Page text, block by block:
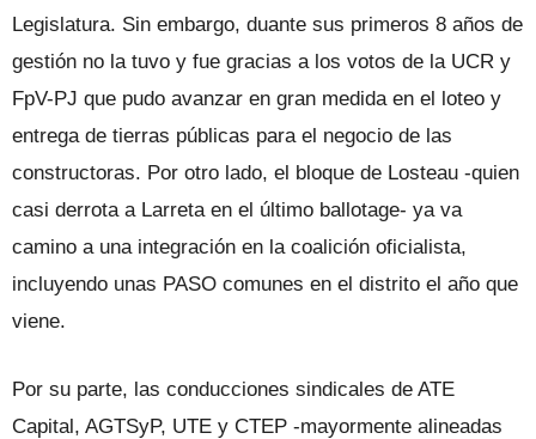
Legislatura. Sin embargo, duante sus primeros 8 años de
gestión no la tuvo y fue gracias a los votos de la UCR y
FpV-PJ que pudo avanzar en gran medida en el loteo y
entrega de tierras públicas para el negocio de las
constructoras. Por otro lado, el bloque de Losteau -quien
casi derrota a Larreta en el último ballotage- ya va
camino a una integración en la coalición oficialista,
incluyendo unas PASO comunes en el distrito el año que
viene.
Por su parte, las conducciones sindicales de ATE
Capital, AGTSyP, UTE y CTEP -mayormente alineadas